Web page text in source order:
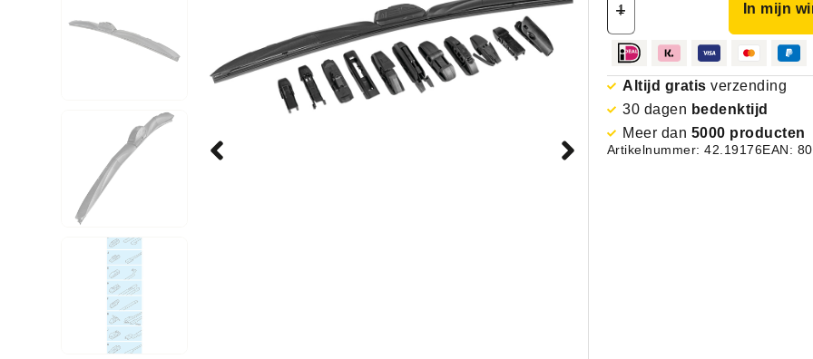
In mijn
Altijd gratis verzending
30 dagen bedenktijd
Meer dan 5000 producten
Artikelnummer: 42.19176EAN: